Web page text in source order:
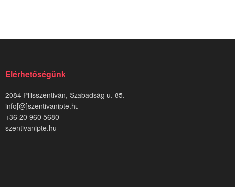
Elérhetőségünk
2084 Pilisszentiván, Szabadság u. 85.
info[@]szentivanipte.hu
+36 20 960 5680
szentivanipte.hu